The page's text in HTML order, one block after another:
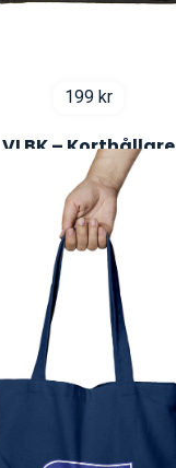
199 kr
VLBK – Korthållare